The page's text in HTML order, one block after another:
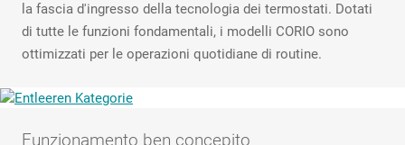
la fascia d'ingresso della tecnologia dei termostati. Dotati
di tutte le funzioni fondamentali, i modelli CORIO sono
ottimizzati per le operazioni quotidiane di routine.
Funzionamento ben concepito